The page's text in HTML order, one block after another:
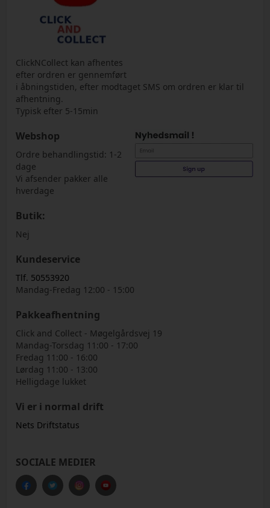
ClickNCollect kan afhentes
efter ordren er gennemført
i åbningstiden, efter modtaget SMS om ordren er klar til
afhentning.
Typisk efter 5-15min
Webshop
Ordre behandlingstid: 1-2
dage
Vi afsender pakker alle
hverdage
Butik:
Nej
Kundeservice
Tlf. 50553920
Mandag-Fredag 12:00 - 15:00
Pakkeafhentning
Click and Collect - Møgelgårdsvej 19
Mandag-Torsdag 11:00 - 17:00
Fredag 11:00 - 16:00
Lørdag 11:00 - 13:00
Helligdage lukket
Vi er i normal drift
Nets Driftstatus
SOCIALE MEDIER